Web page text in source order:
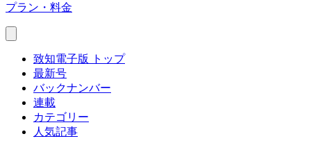
プラン・料金
致知電子版 トップ
最新号
バックナンバー
連載
カテゴリー
人気記事